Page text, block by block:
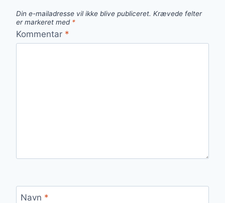
Din e-mailadresse vil ikke blive publiceret. Krævede felter
er markeret med *
Kommentar *
Navn *